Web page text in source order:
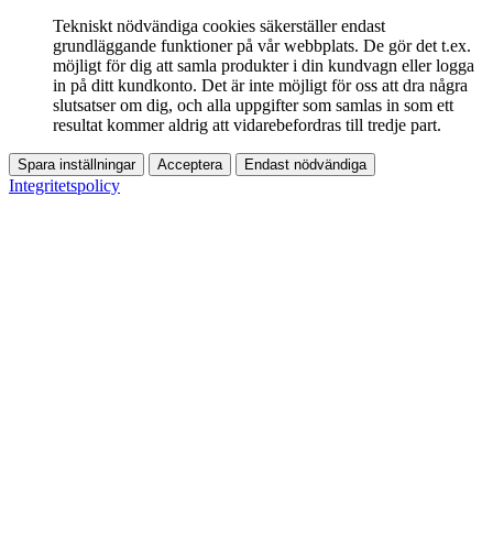
Tekniskt nödvändiga cookies säkerställer endast
grundläggande funktioner på vår webbplats. De gör det t.ex.
möjligt för dig att samla produkter i din kundvagn eller logga
in på ditt kundkonto. Det är inte möjligt för oss att dra några
slutsatser om dig, och alla uppgifter som samlas in som ett
resultat kommer aldrig att vidarebefordras till tredje part.
Spara inställningar Acceptera Endast nödvändiga
Integritetspolicy